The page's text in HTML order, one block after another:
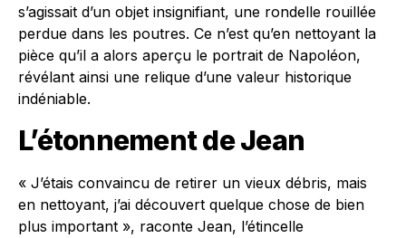
s’agissait d’un objet insignifiant, une rondelle rouillée
perdue dans les poutres. Ce n’est qu’en nettoyant la
pièce qu’il a alors aperçu le portrait de Napoléon,
révélant ainsi une relique d’une valeur historique
indéniable.
L’étonnement de Jean
« J’étais convaincu de retirer un vieux débris, mais
en nettoyant, j’ai découvert quelque chose de bien
plus important », raconte Jean, l’étincelle